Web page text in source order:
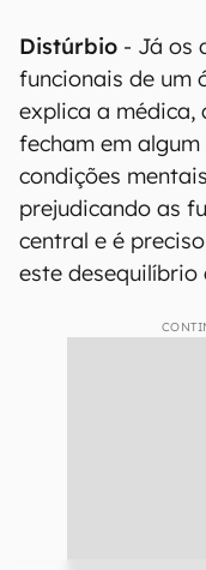
Distúrbio - Já os
funcionais de um
explica a médica,
fecham em
condições
prejudicando as
central e é
este desequilíbrio